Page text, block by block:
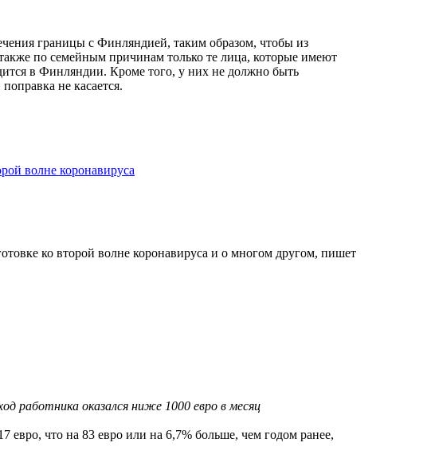
границы с Финляндией, таким образом, чтобы из
по семейным причинам только те лица, которые имеют
в Финляндии. Кроме того, у них не должно быть
не касается.
волне коронавируса
ко второй волне коронавируса и о многом другом, пишет
работника оказался ниже 1000 евро в месяц
евро, что на 83 евро или на 6,7% больше, чем годом ранее,